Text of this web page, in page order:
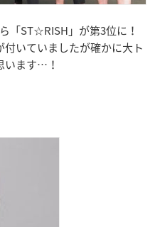
「ST☆RISH」が第3位に！
いていましたが確かに大ト
います…！